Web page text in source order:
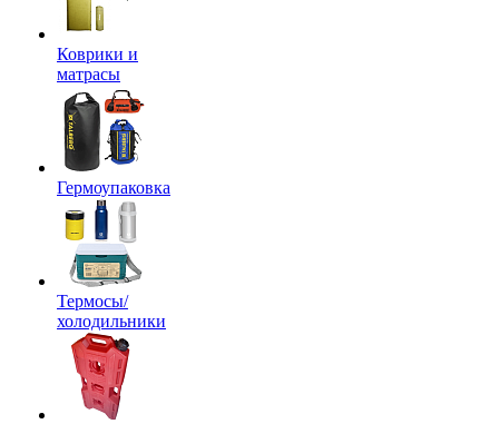
Коврики и
матрасы
Гермоупаковка
Термосы/
холодильники